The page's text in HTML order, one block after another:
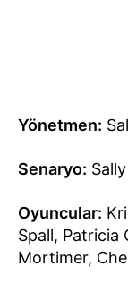
Yönetmen:
Senaryo:
Oyuncular:
Spall, Patricia
Mortimer,